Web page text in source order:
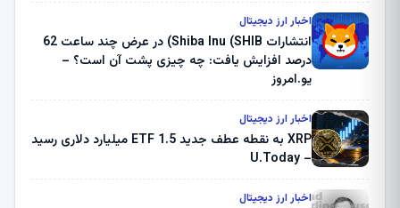
ثبت کرد – گزارش کریپتو صبح – U.Today
اخبار ارز دیجیتال
انتشارات Shiba Inu (SHIB) در عرض چند ساعت 62
درصد افزایش یافت: چه چیزی پشت آن است؟ –
یو.امروز
اخبار ارز دیجیتال
XRP به نقطه عطف جدید ETF 1.5 میلیارد دلاری رسید
– U.Today
اخبار ارز دیجیتال